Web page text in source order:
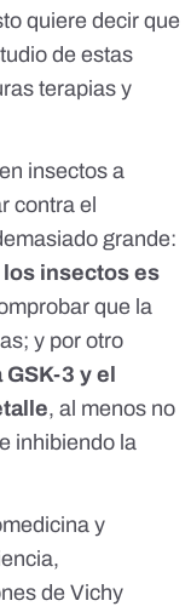
quiere decir que
de estas
terapias y
insectos a
contra el
grande:
insectos es
que la
y por otro
3 y el
, al menos no
inhibiendo la
y
de Vichy